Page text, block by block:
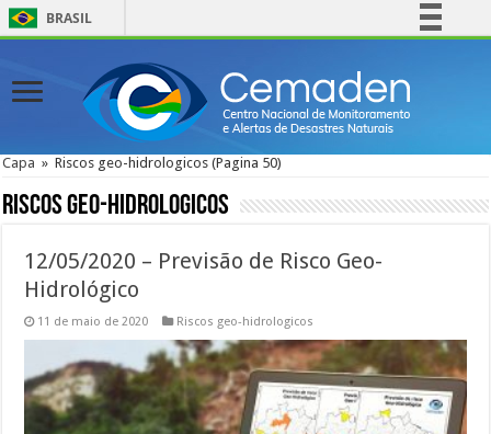
BRASIL
Comunica BR
Participe
Acesso à informação
Canais
Capa » Riscos geo-hidrologicos (Pagina 50)
Riscos geo-hidrologicos
12/05/2020 – Previsão de Risco Geo-
Hidrológico
11 de maio de 2020 Riscos geo-hidrologicos